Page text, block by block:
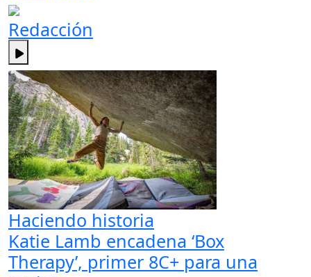
Redacción
Haciendo historia
Katie Lamb encadena ‘Box
Therapy’, primer 8C+ para una